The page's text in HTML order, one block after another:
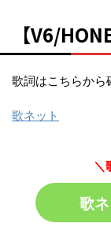
【V6/
歌詞はこちらから
歌ネット
＼
歌